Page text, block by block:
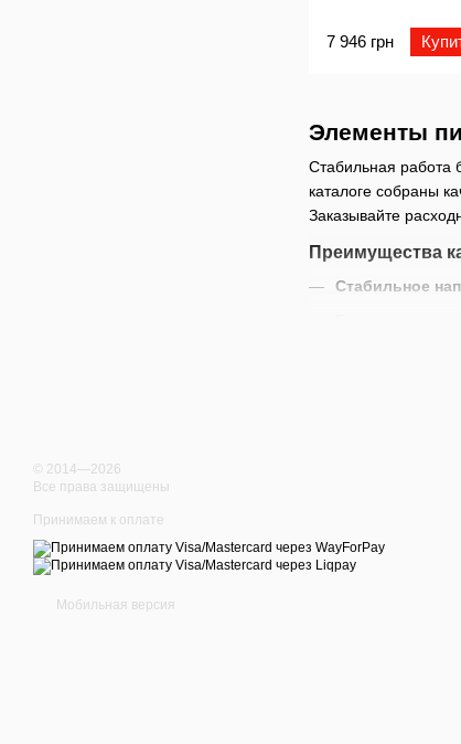
Элементы
Стабильная работа
каталоге собраны
Заказывайте
Преимущества
Стабильное
7 946 грн
© 2014—2026
Все права защищены
Принимаем к оплате
Мобильная версия